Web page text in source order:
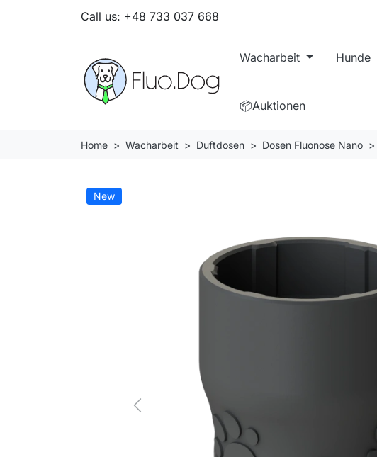
Call us: +48 733 037 668
Wacharbeit Hunde
📦Auktionen
Home Wacharbeit Duftdosen Dosen Fluonose Nano
New
Previous